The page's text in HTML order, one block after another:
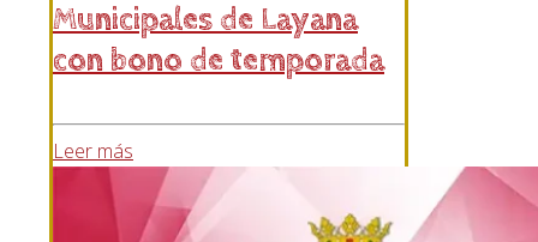
Municipales de Layana
con bono de temporada
Leer más